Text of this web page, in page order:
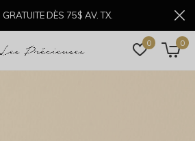
0 0
DÈS 75$ AV. TX.